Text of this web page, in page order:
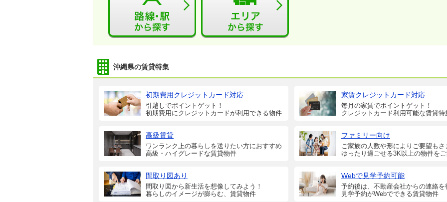
沖縄県の賃貸特集
初期費用クレジットカード対応
引越しでポイントゲット！
初期費用にクレジットカードが利用できる物件
家賃クレジットカード対応
毎月の家賃でポイントゲット！
クレジットカード利用可能な賃貸特
高級賃貸
ワンランク上の暮らしを送りたい方におすすめ
高級・ハイグレードな賃貸物件
ファミリー向け
ご家族の人数や形によりご要望もさ
ゆったり過ごせる3K以上の物件をご
間取り図あり
間取り図から新生活を想像してみよう！
暮らしのイメージが膨らむ、賃貸物件
Webで見学予約可能
予約後は、不動産会社からの連絡を
見学予約がWebでできる賃貸物件